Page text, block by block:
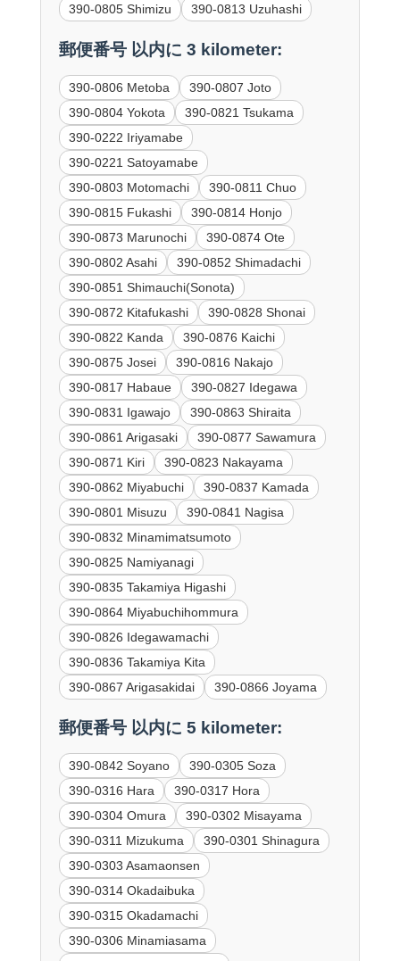
390-0805 Shimizu 390-0813 Uzuhashi
郵便番号 以内に 3 kilometer:
390-0806 Metoba
390-0807 Joto
390-0804 Yokota
390-0821 Tsukama
390-0222 Iriyamabe
390-0221 Satoyamabe
390-0803 Motomachi
390-0811 Chuo
390-0815 Fukashi
390-0814 Honjo
390-0873 Marunochi
390-0874 Ote
390-0802 Asahi
390-0852 Shimadachi
390-0851 Shimauchi(Sonota)
390-0872 Kitafukashi
390-0828 Shonai
390-0822 Kanda
390-0876 Kaichi
390-0875 Josei
390-0816 Nakajo
390-0817 Habaue
390-0827 Idegawa
390-0831 Igawajo
390-0863 Shiraita
390-0861 Arigasaki
390-0877 Sawamura
390-0871 Kiri
390-0823 Nakayama
390-0862 Miyabuchi
390-0837 Kamada
390-0801 Misuzu
390-0841 Nagisa
390-0832 Minamimatsumoto
390-0825 Namiyanagi
390-0835 Takamiya Higashi
390-0864 Miyabuchihommura
390-0826 Idegawamachi
390-0836 Takamiya Kita
390-0867 Arigasakidai
390-0866 Joyama
郵便番号 以内に 5 kilometer:
390-0842 Soyano
390-0305 Soza
390-0316 Hara
390-0317 Hora
390-0304 Omura
390-0302 Misayama
390-0311 Mizukuma
390-0301 Shinagura
390-0303 Asamaonsen
390-0314 Okadaibuka
390-0315 Okadamachi
390-0306 Minamiasama